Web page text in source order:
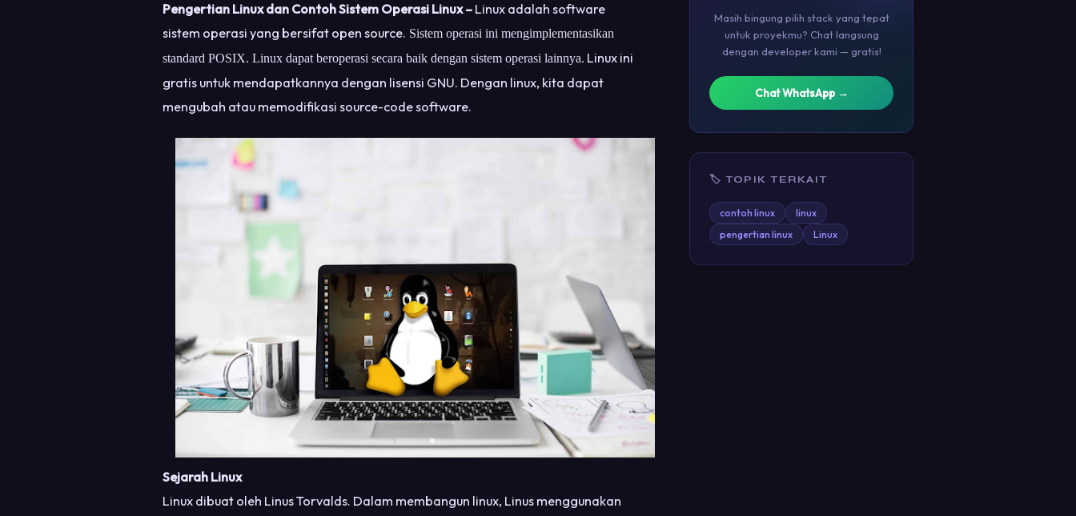
Pengertian Linux dan Contoh Sistem Operasi Linux – Linux adalah software
sistem operasi yang bersifat open source. Sistem operasi ini mengimplementasikan
standard POSIX. Linux dapat beroperasi secara baik dengan sistem operasi lainnya. Linux ini
gratis untuk mendapatkannya dengan lisensi GNU. Dengan linux, kita dapat
mengubah atau memodifikasi source-code software.
Sejarah Linux
Linux dibuat oleh Linus Torvalds. Dalam membangun linux, Linus menggunakan
Masih bingung pilih stack yang tepat
untuk proyekmu? Chat langsung
dengan developer kami — gratis!
Chat WhatsApp →
🏷 TOPIK TERKAIT
contoh linux
linux
pengertian linux
Linux